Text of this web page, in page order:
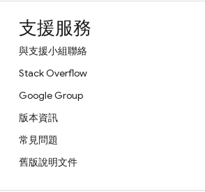
支援服務
與支援小組聯絡
Stack Overflow
Google Group
版本資訊
常見問題
舊版說明文件